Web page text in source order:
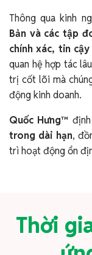
Thông qua kinh
Bản và các tập
chính xác, tin
quan hệ hợp tác
trị cốt lõi mà
động kinh doanh.
Quốc Hưng™
trong dài hạn,
trì hoạt động ổn
Thời